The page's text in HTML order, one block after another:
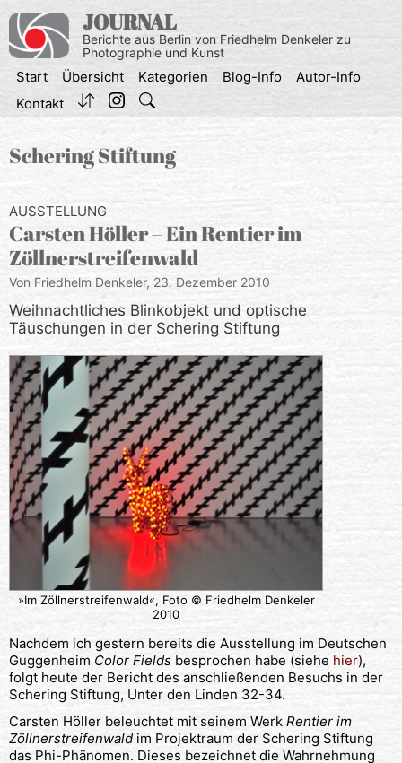
Inhalt
springen
JOURNAL
Berichte aus Berlin von Friedhelm Denkeler zu
Photographie und Kunst
Start Übersicht Kategorien Blog-Info
Autor-Info
Kontakt
Schering Stiftung
AUSSTELLUNG
Carsten Höller – Ein Rentier im
Zöllnerstreifenwald
Von Friedhelm Denkeler, 23. Dezember 2010
Weihnachtliches Blinkobjekt und optische
Täuschungen in der Schering Stiftung
»Im Zöllnerstreifenwald«, Foto © Friedhelm Denkeler
2010
Nachdem ich gestern bereits die Ausstellung im Deutschen
Guggenheim Color Fields besprochen habe (siehe hier),
folgt heute der Bericht des anschließenden Besuchs in der
Schering Stiftung, Unter den Linden 32-34.
Carsten Höller beleuchtet mit seinem Werk Rentier im
Zöllnerstreifenwald im Projektraum der Schering Stiftung
das Phi-Phänomen. Dieses bezeichnet die Wahrnehmung